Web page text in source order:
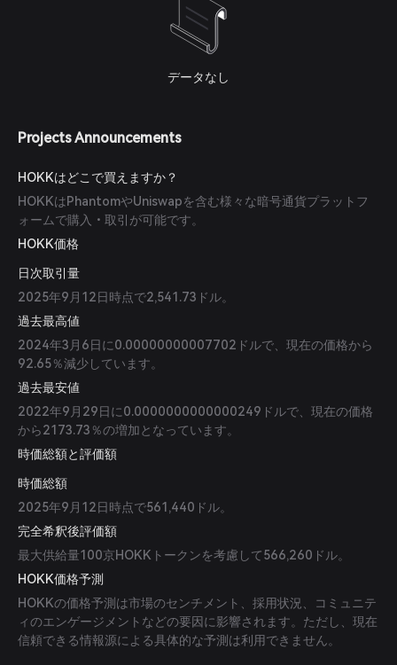
データなし
Projects Announcements
HOKKはどこで買えますか？
HOKKはPhantomやUniswapを含む様々な暗号通貨プラットフ
ォームで購入・取引が可能です。
HOKK価格
日次取引量
2025年9月12日時点で2,541.73ドル。
過去最高値
2024年3月6日に0.00000000007702ドルで、現在の価格から
92.65％減少しています。
過去最安値
2022年9月29日に0.0000000000000249ドルで、現在の価格
から2173.73％の増加となっています。
時価総額と評価額
時価総額
2025年9月12日時点で561,440ドル。
完全希釈後評価額
最大供給量100京HOKKトークンを考慮して566,260ドル。
HOKK価格予測
HOKKの価格予測は市場のセンチメント、採用状況、コミュニテ
ィのエンゲージメントなどの要因に影響されます。ただし、現在
信頼できる情報源による具体的な予測は利用できません。